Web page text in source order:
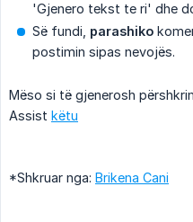
'Gjenero tekst te ri' dhe
Së fundi, parashiko
postimin sipas nevojës.
Mëso si të gjenerosh
Assist këtu
*Shkruar nga: Brikena Cani